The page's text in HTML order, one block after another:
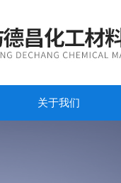
关于我们